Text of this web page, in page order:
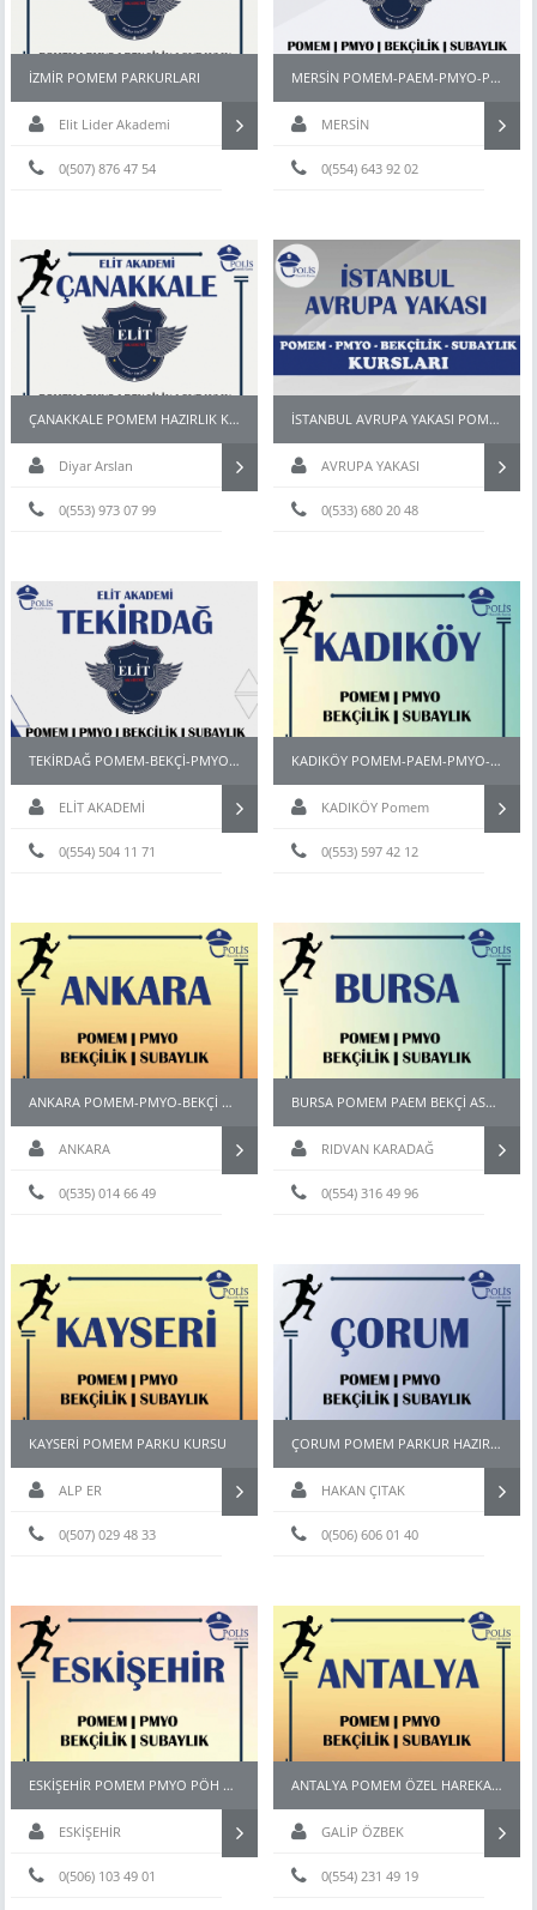
İZMİR POMEM PARKURLARI
Elit Lider Akademi
0(507) 876 47 54
MERSİN POMEM-PAEM-PMYO-PÖH- HAZIRLIK KURSU
MERSİN
0(554) 643 92 02
ÇANAKKALE POMEM HAZIRLIK KURSU
Diyar Arslan
0(553) 973 07 99
İSTANBUL AVRUPA YAKASI POMEM PARKURU
AVRUPA YAKASI
0(533) 680 20 48
TEKİRDAĞ POMEM-BEKÇİ-PMYO-PÖH- HAZIRLIK KURSU
ELİT AKADEMİ
0(554) 504 11 71
KADIKÖY POMEM-PAEM-PMYO-PÖH- HAZIRLIK KURSU
KADIKÖY Pomem
Hazırlık0(553) 597 42 12
ANKARA POMEM-PMYO-BEKÇİ HAZIRLIK KURSU
ANKARA
0(535) 014 66 49
BURSA POMEM PAEM BEKÇİ ASTSUBAY HAZIRLIK KURSU
RIDVAN KARADAĞ
0(554) 316 49 96
KAYSERİ POMEM PARKU KURSU
ALP ER
0(507) 029 48 33
ÇORUM POMEM PARKUR HAZIRLIK KURSU
HAKAN ÇITAK
0(506) 606 01 40
ESKİŞEHİR POMEM PMYO PÖH BEKÇİ KURSU
ESKİŞEHİR
0(506) 103 49 01
ANTALYA POMEM ÖZEL HAREKAT PAEM PMYO KURSU
GALİP ÖZBEK
0(554) 231 49 19